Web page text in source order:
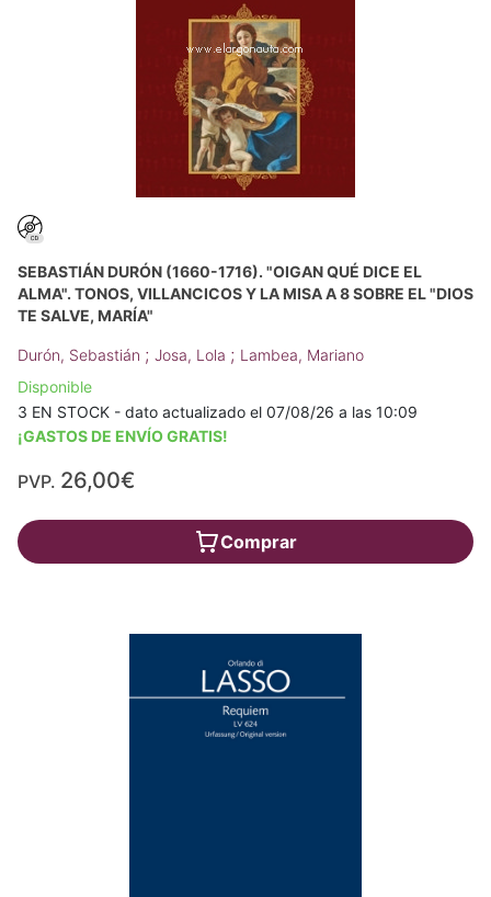
SEBASTIÁN DURÓN (1660-1716). "OIGAN QUÉ DICE EL
ALMA". TONOS, VILLANCICOS Y LA MISA A 8 SOBRE EL "DIOS
TE SALVE, MARÍA"
Durón, Sebastián ; Josa, Lola ; Lambea, Mariano
Disponible
3 EN STOCK - dato actualizado el 07/08/26 a las 10:09
¡GASTOS DE ENVÍO GRATIS!
PVP. 26,00€
Comprar